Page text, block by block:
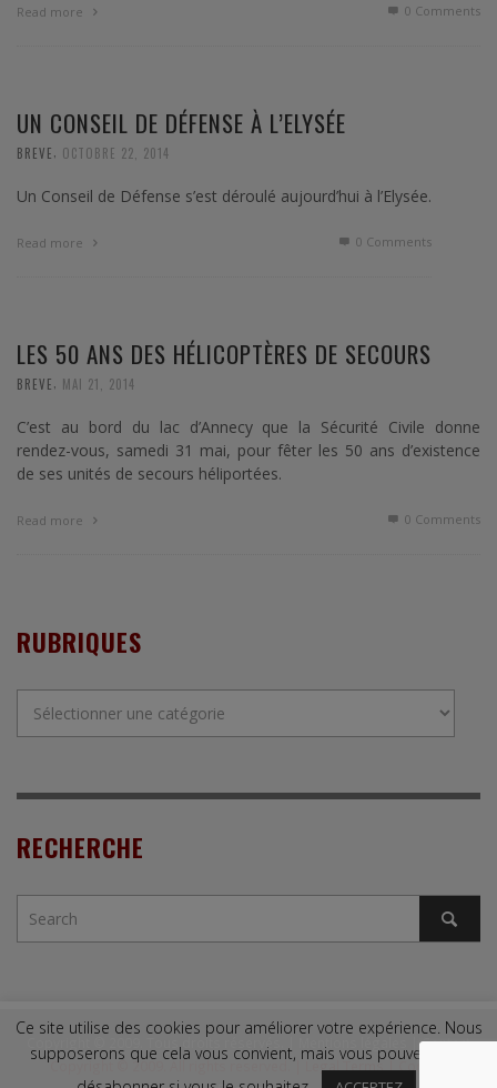
Read more 0 Comments
UN CONSEIL DE DÉFENSE À L’ELYSÉE
BREVE OCTOBRE 22, 2014
Un Conseil de Défense s’est déroulé aujourd’hui à l’Elysée.
Read more 0 Comments
LES 50 ANS DES HÉLICOPTÈRES DE SECOURS
BREVE MAI 21, 2014
C’est au bord du lac d’Annecy que la Sécurité Civile donne
rendez-vous, samedi 31 mai, pour fêter les 50 ans d’existence
de ses unités de secours héliportées.
Read more 0 Comments
RUBRIQUES
RECHERCHE
Copyright © 2009. Tous droits réservés. | Mentions légales |Contact
Copyright © 2009. All rights reserved. |
Legal Terms
Ce site utilise des cookies pour améliorer votre expérience. Nous
supposerons que cela vous convient, mais vous pouvez vous